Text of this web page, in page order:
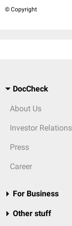
© Copyright
DocCheck
About Us
Investor Relations
Press
Career
For Business
Other stuff